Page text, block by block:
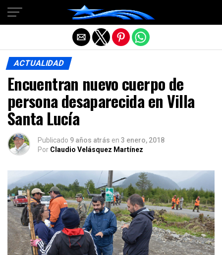
ACTUALIDAD
Encuentran nuevo cuerpo de
persona desaparecida en Villa
Santa Lucía
Publicado 9 años atrás en 3 enero, 2018
Por Claudio Velásquez Martínez
Salir de la versión móvil